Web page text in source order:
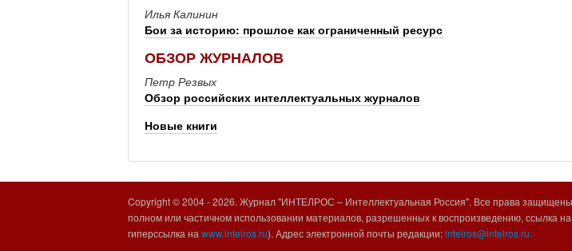
Илья Калинин
Бои за историю: прошлое как ограниченный ресурс
ОБЗОР ЖУРНАЛОВ
Петр Резвых
Обзор российских интеллектуальных журналов
Новые книги
Copyright © 2004 -2026. Журнал "ИНТЕЛРОС – Интеллектуальная Россия". Все права
полном или частичном использовании материалов, разрешенных к воспроизведению,
гиперссылка на www.intelros.ru). Адрес электронной почты редакции:intelros@intelros.ru.